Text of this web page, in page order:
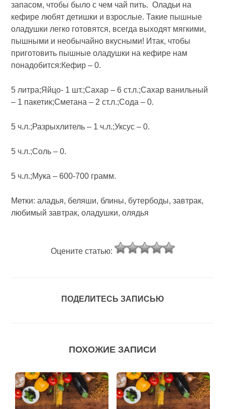
запасом, чтобы было с чем чай пить. Оладьи на
кефире любят детишки и взрослые. Такие пышные
оладушки легко готовятся, всегда выходят мягкими,
пышными и необычайно вкусными! Итак, чтобы
приготовить пышные оладушки на кефире нам
понадобится:Кефир – 0.
5 литра;Яйцо- 1 шт.;Сахар – 6 ст.л.;Сахар ванильный
– 1 пакетик;Сметана – 2 ст.л.;Сода – 0.
5 ч.л.;Разрыхлитель – 1 ч.л.;Уксус – 0.
5 ч.л.;Соль – 0.
5 ч.л.;Мука – 600-700 грамм.
Метки: аладья, беляши, блины, бутербоды, завтрак,
любимый завтрак, оладушки, олядья
Оцените статью:
ПОДЕЛИТЕСЬ ЗАПИСЬЮ
ПОХОЖИЕ ЗАПИСИ